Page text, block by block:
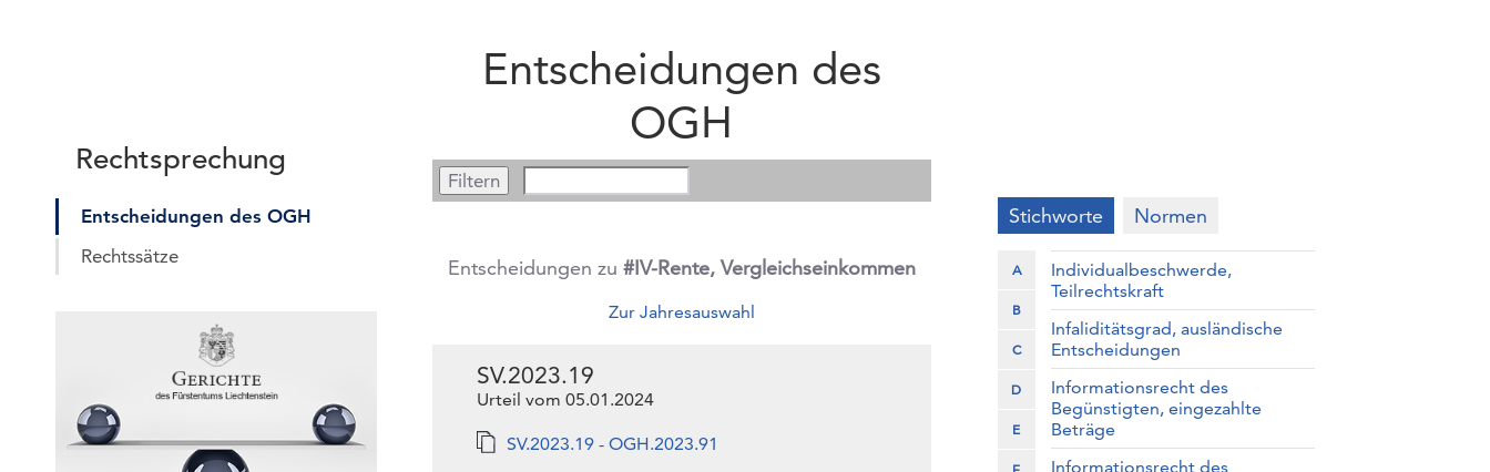
Rechtsprechung
Entscheidungen des OGH
Rechtssätze
Entscheidungen des
OGH
Entscheidungen zu #IV-Rente, Vergleichseinkommen
Zur Jahresauswahl
SV.2023.19
Urteil vom 05.01.2024
SV.2023.19 - OGH.2023.91
Stichworte Normen
A
B
C
D
E
Individualbeschwerde,
Teilrechtskraft
Infaliditätsgrad, ausländische
Entscheidungen
Informationsrecht des
Begünstigten, eingezahlte
Beträge
Informationsrecht des